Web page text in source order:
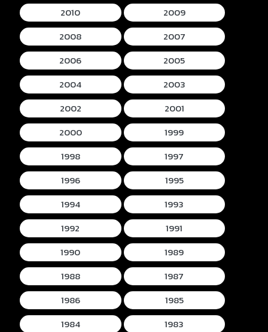
2010
2009
2008
2007
2006
2005
2004
2003
2002
2001
2000
1999
1998
1997
1996
1995
1994
1993
1992
1991
1990
1989
1988
1987
1986
1985
1984
1983